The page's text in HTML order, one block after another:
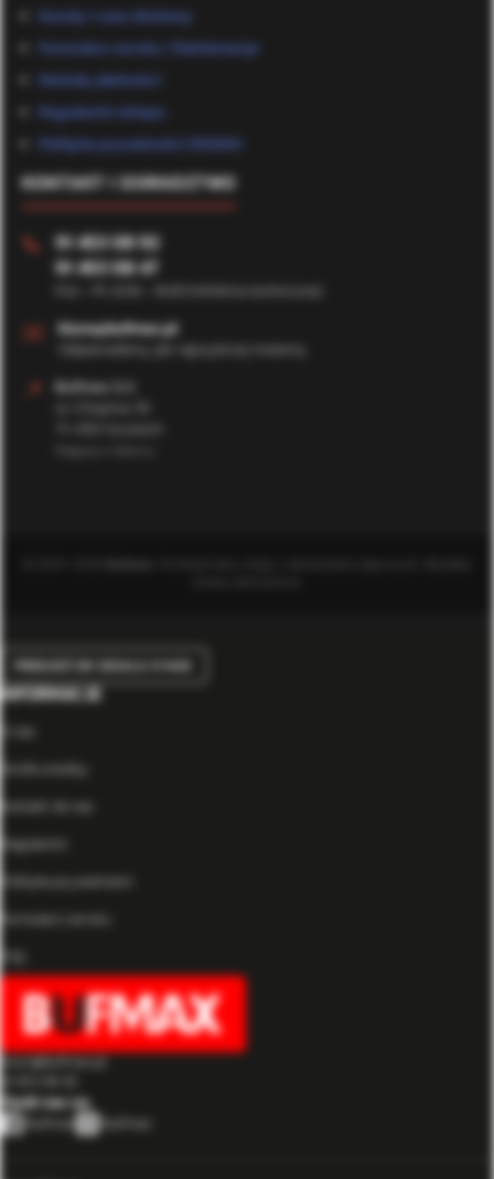
Koszty i czas dostawy
Formularz zwrotu / Reklamacje
Metody płatności
Regulamin sklepu
Polityka prywatności (RODO)
KONTAKT I DORADZTWO
📞 91 453 08 92
91 453 08 47
✉️ biuro@bufmax.pl
Odpowiadamy jak najszybciej możemy
📍
Bufmax S.C.
PRZEJDŹ DO DZIAŁU O NAS
INFORMACJE
O nas
Strefa wiedzy
Kontakt do nas
Regulamin
Polityka prywatności
Formularz zwrotu
biuro@bufmax.pl